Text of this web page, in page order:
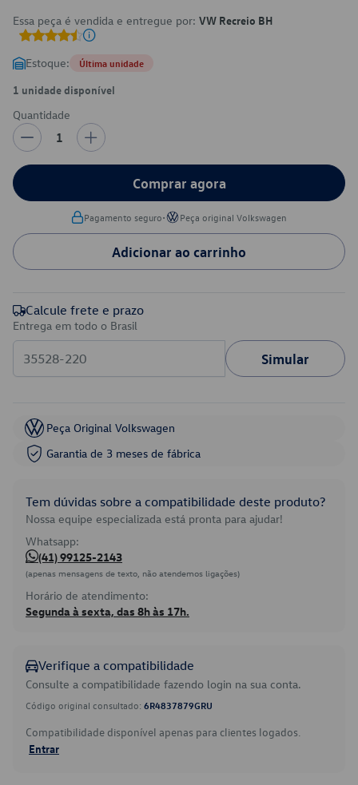
Essa peça é vendida e entregue por: VW Recreio BH
Estoque: Última unidade
1 unidade disponível
Quantidade
1
Comprar agora
Pagamento seguro• Peça original Volkswagen
Adicionar ao carrinho
Calcule frete e prazo
Entrega em todo o Brasil
Simular
Peça Original Volkswagen
Garantia de 3 meses de fábrica
Tem dúvidas sobre a compatibilidade deste produto?
Nossa equipe especializada está pronta para ajudar!
Whatsapp:
(41) 99125-2143
(apenas mensagens de texto, não atendemos ligações)
Horário de atendimento:
Segunda à sexta, das 8h às 17h.
Verifique a compatibilidade
Consulte a compatibilidade fazendo login na sua conta.
Código original consultado: 6R4837879GRU
Compatibilidade disponível apenas para clientes logados.
Entrar